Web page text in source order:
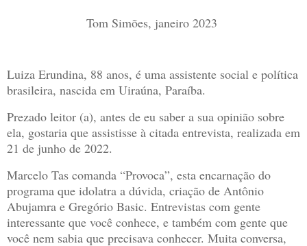
Tom Simões, janeiro 2023
Luiza Erundina, 88 anos, é uma assistente social e política
brasileira, nascida em Uiraúna, Paraíba.
Prezado leitor (a), antes de eu saber a sua opinião sobre
ela, gostaria que assistisse à citada entrevista, realizada em
21 de junho de 2022.
Marcelo Tas comanda “Provoca”, esta encarnação do
programa que idolatra a dúvida, criação de Antônio
Abujamra e Gregório Basic. Entrevistas com gente
interessante que você conhece, e também com gente que
você nem sabia que precisava conhecer. Muita conversa,